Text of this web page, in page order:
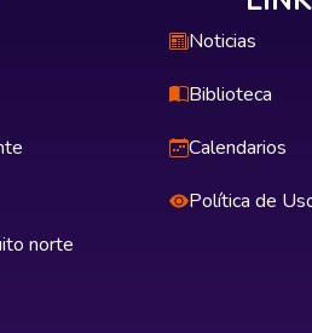
norte
Noticias
Biblioteca
Calendarios
Política de